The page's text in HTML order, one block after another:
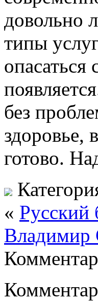
довольно
типы
без
здоровье,
готово.
« Русский
Владимир